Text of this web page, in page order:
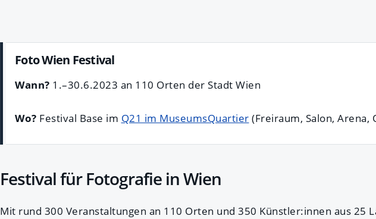
Foto Wien Festival
Wann? 1.–30.6.2023 an 110 Orten der Stadt Wien
Wo? Festival Base im Q21 im MuseumsQuartier (Freiraum, Salon, Arena,
Festival für Fotografie in Wien
Mit rund 300 Veranstaltungen an 110 Orten und 350 Künstler:innen aus 25